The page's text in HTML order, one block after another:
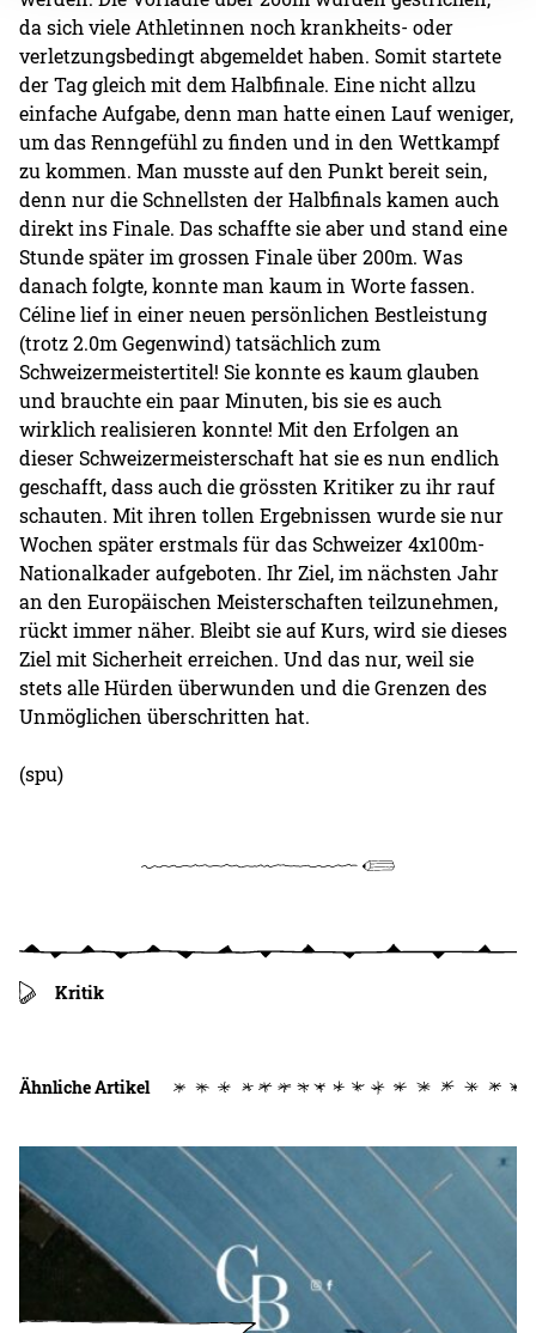
da sich viele Athletinnen noch krankheits- oder
verletzungsbedingt abgemeldet haben. Somit startete
der Tag gleich mit dem Halbfinale. Eine nicht allzu
einfache Aufgabe, denn man hatte einen Lauf weniger,
um das Renngefühl zu finden und in den Wettkampf
zu kommen. Man musste auf den Punkt bereit sein,
denn nur die Schnellsten der Halbfinals kamen auch
direkt ins Finale. Das schaffte sie aber und stand eine
Stunde später im grossen Finale über 200m. Was
danach folgte, konnte man kaum in Worte fassen.
Céline lief in einer neuen persönlichen Bestleistung
(trotz 2.0m Gegenwind) tatsächlich zum
Schweizermeistertitel! Sie konnte es kaum glauben
und brauchte ein paar Minuten, bis sie es auch
wirklich realisieren konnte! Mit den Erfolgen an
dieser Schweizermeisterschaft hat sie es nun endlich
geschafft, dass auch die grössten Kritiker zu ihr rauf
schauten. Mit ihren tollen Ergebnissen wurde sie nur
Wochen später erstmals für das Schweizer 4x100m-
Nationalkader aufgeboten. Ihr Ziel, im nächsten Jahr
an den Europäischen Meisterschaften teilzunehmen,
rückt immer näher. Bleibt sie auf Kurs, wird sie dieses
Ziel mit Sicherheit erreichen. Und das nur, weil sie
stets alle Hürden überwunden und die Grenzen des
Unmöglichen überschritten hat.
(spu)
Kritik
Ähnliche Artikel